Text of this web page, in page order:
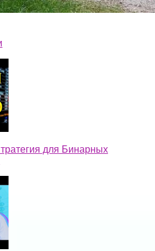
для Бинарных